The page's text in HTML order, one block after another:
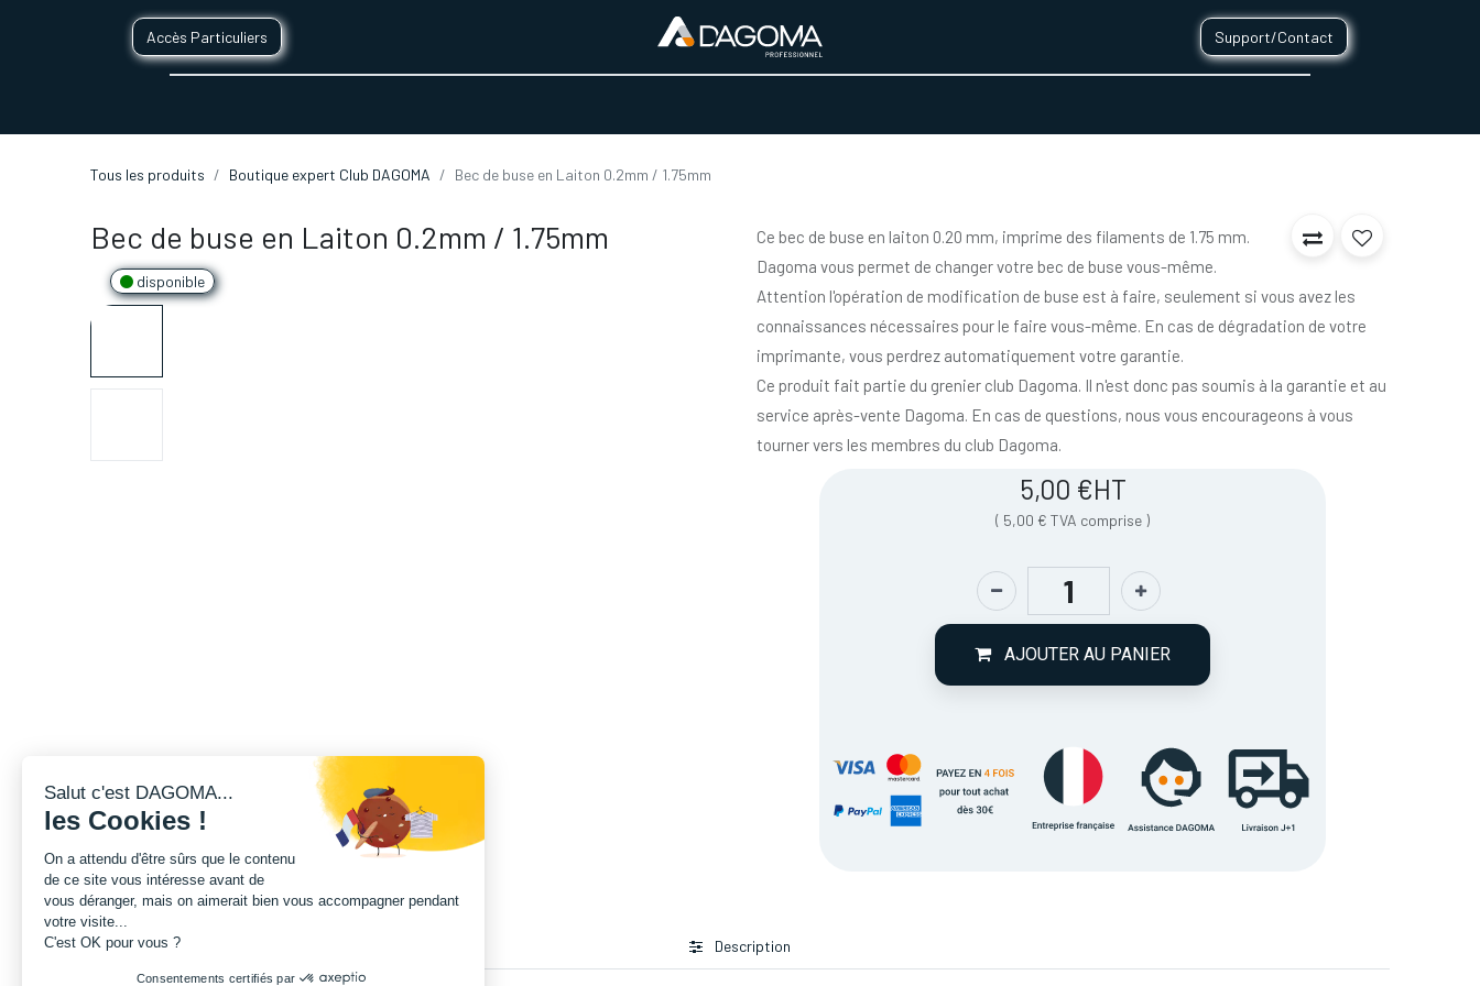
Accès Particuliers Support/Contact
Tous les produits Boutique expert Club DAGOMA Bec de buse en Laiton 0.2mm / 1.75mm
Bec de buse en Laiton 0.2mm / 1.75mm
disponible
Ce bec de buse en laiton 0.20 mm, imprime des filaments de 1.75 mm.
Dagoma vous permet de changer votre bec de buse vous-même.
Attention l'opération de modification de buse est à faire, seulement si vous avez les
connaissances nécessaires pour le faire vous-même. En cas de dégradation de votre
imprimante, vous perdrez automatiquement votre garantie.
Ce produit fait partie du grenier club Dagoma. Il n'est donc pas soumis à la garantie et au
service après-vente Dagoma. En cas de questions, nous vous encourageons à vous
tourner vers les membres du club Dagoma.
5,00 €HT
( 5,00 € TVA comprise )
AJOUTER AU PANIER
Description
Salut c'est DAGOMA...
les Cookies !
On a attendu d'être sûrs que le contenu
de ce site vous intéresse avant de
vous déranger, mais on aimerait bien vous accompagner pendant
votre visite...
C'est OK pour vous ?
Consentements certifiés par